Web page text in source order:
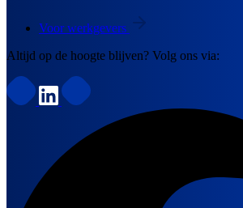
Voor werkgevers
Altijd op de hoogte blijven? Volg ons via: